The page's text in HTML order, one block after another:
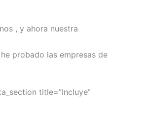
, y ahora nuestra
probado las empresas de
title=”Incluye”